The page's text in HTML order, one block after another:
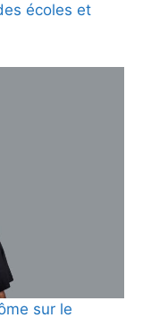
écoles et
sur le